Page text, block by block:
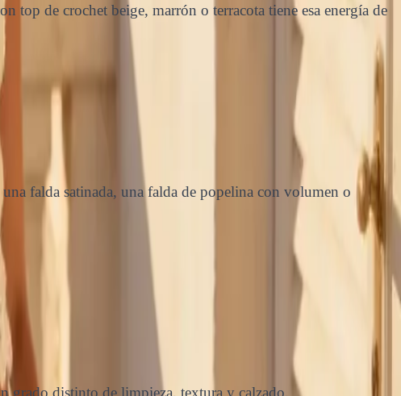
top de crochet beige, marrón o terracota tiene esa energía de
falda satinada, una falda de popelina con volumen o
grado distinto de limpieza, textura y calzado.